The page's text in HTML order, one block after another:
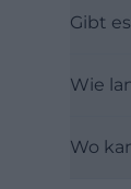
Gibt
Wie
Wo